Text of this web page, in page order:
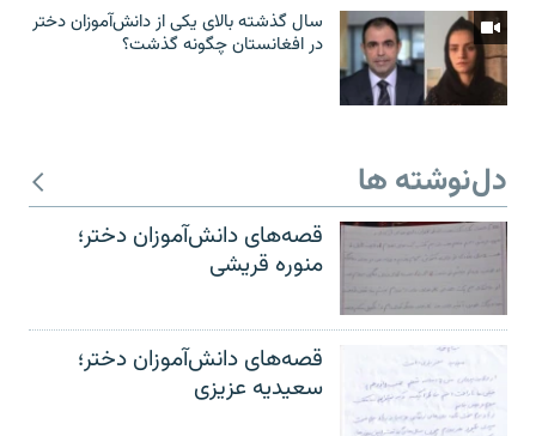
سال گذشته بالای یکی از دانش‌آموزان دختر
در افغانستان چگونه گذشت؟
دل‌نوشته ها
قصه‌های دانش‌آموزان دختر؛
منوره قریشی
قصه‌های دانش‌آموزان دختر؛
سعیدیه عزیزی